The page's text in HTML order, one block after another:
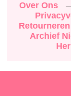
Over Ons
Retourneren
Archief